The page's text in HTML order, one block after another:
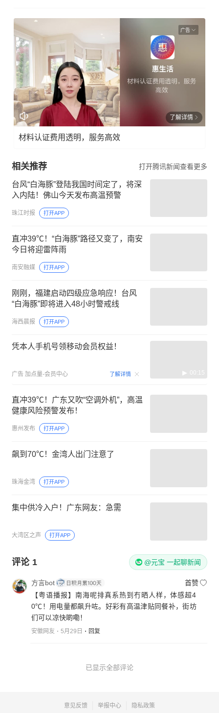
广告
了解详情
材料认证费用透明，服务高效
相关推荐 打开腾讯新闻查看更多
台风“白海豚”登陆我国时间定了，将深
入内陆！佛山今天发布高温预警
珠江时报 打开APP
直冲39℃！“白海豚”路径又变了，南安
今日将迎雷阵雨
南安融媒 打开APP
刚刚，福建启动四级应急响应！台风
“白海豚”即将进入48小时警戒线
海西晨报 打开APP
凭本人手机号领移动会员权益！
广告 加点量-会员中心 了解详情 00:15
直冲39℃！广东又吹“空调外机”，高温
健康风险预警发布！
惠州发布 打开APP
飙到70℃！金湾人出门注意了
珠海金湾 打开APP
集中供冷入户！广东网友：急需
大湾区之声 打开APP
评论 1 @元宝 一起聊新闻
方言bot
首赞
【粤语播报】南海呢排真系热到冇晒人样，体感超4
0℃！用电量都飙升咗。好彩有高温津贴同餐补，街坊
们可以凉快啲嘞！
安徽网友 5月29日 回复
已显示全部评论
意见反馈 举报中心 隐私政策